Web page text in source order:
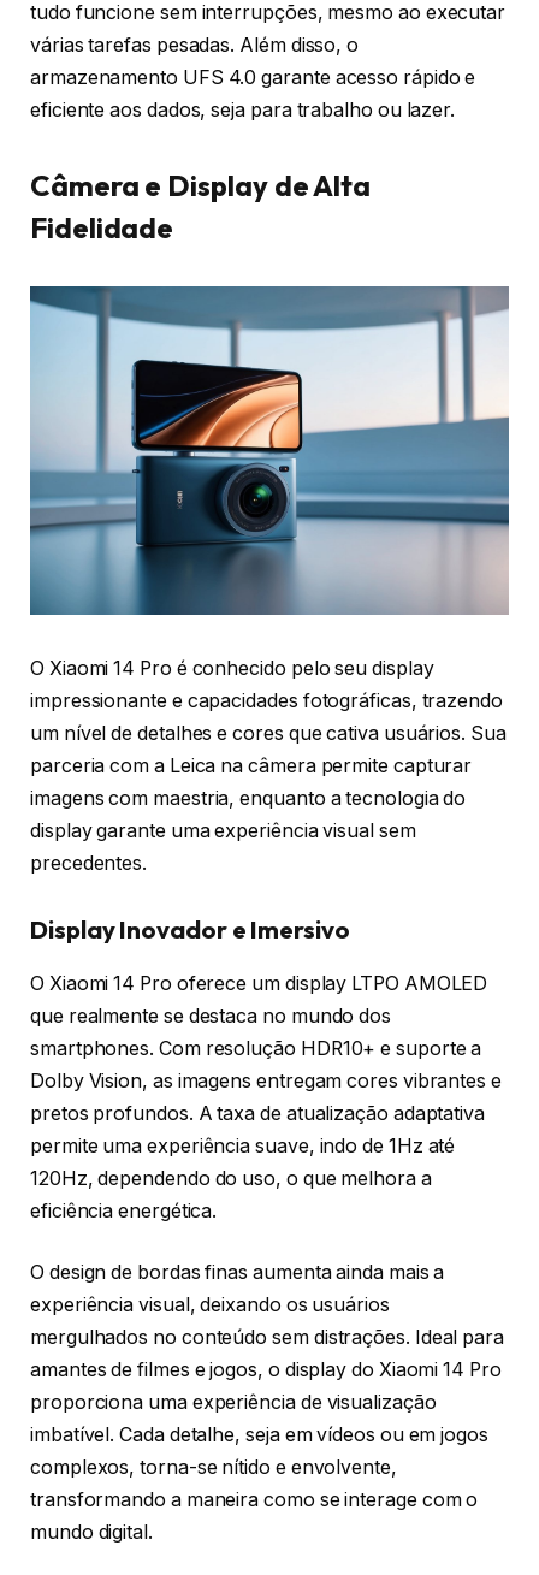
tudo funcione sem interrupções, mesmo ao executar
várias tarefas pesadas. Além disso, o
armazenamento UFS 4.0 garante acesso rápido e
eficiente aos dados, seja para trabalho ou lazer.
Câmera e Display de Alta
Fidelidade
O Xiaomi 14 Pro é conhecido pelo seu display
impressionante e capacidades fotográficas, trazendo
um nível de detalhes e cores que cativa usuários. Sua
parceria com a Leica na câmera permite capturar
imagens com maestria, enquanto a tecnologia do
display garante uma experiência visual sem
precedentes.
Display Inovador e Imersivo
O Xiaomi 14 Pro oferece um display LTPO AMOLED
que realmente se destaca no mundo dos
smartphones. Com resolução HDR10+ e suporte a
Dolby Vision, as imagens entregam cores vibrantes e
pretos profundos. A taxa de atualização adaptativa
permite uma experiência suave, indo de 1Hz até
120Hz, dependendo do uso, o que melhora a
eficiência energética.
O design de bordas finas aumenta ainda mais a
experiência visual, deixando os usuários
mergulhados no conteúdo sem distrações. Ideal para
amantes de filmes e jogos, o display do Xiaomi 14 Pro
proporciona uma experiência de visualização
imbatível. Cada detalhe, seja em vídeos ou em jogos
complexos, torna-se nítido e envolvente,
transformando a maneira como se interage com o
mundo digital.